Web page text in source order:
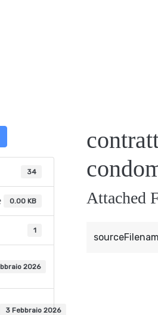
34
0.00 KB
1
2026
3 Febbraio 2026
Attached